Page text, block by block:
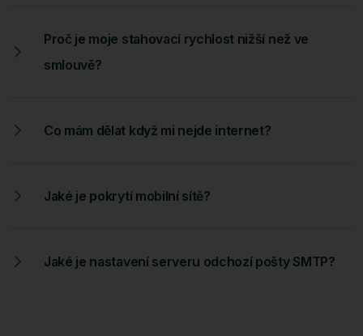
Proč je moje stahovací rychlost nižší než ve
smlouvě?
Co mám dělat když mi nejde internet?
Jaké je pokrytí mobilní sítě?
Jaké je nastavení serveru odchozí pošty SMTP?